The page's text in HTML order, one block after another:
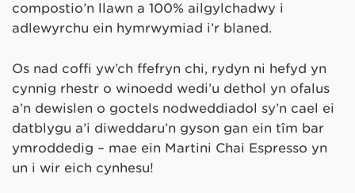
compostio’n llawn a 100% ailgylchadwy i
adlewyrchu ein hymrwymiad i’r blaned.
Os nad coffi yw’ch ffefryn chi, rydyn ni hefyd yn
cynnig rhestr o winoedd wedi’u dethol yn ofalus
a’n dewislen o goctels nodweddiadol sy’n cael ei
datblygu a’i diweddaru’n gyson gan ein tîm bar
ymroddedig – mae ein Martini Chai Espresso yn
un i wir eich cynhesu!